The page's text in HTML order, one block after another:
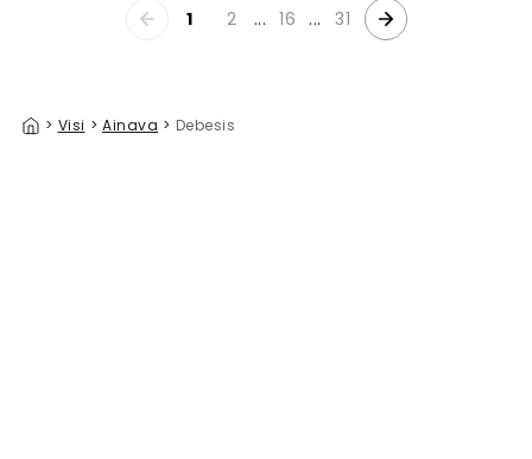
1 2 ... 16 ... 31
> Visi > Ainava > Debesis